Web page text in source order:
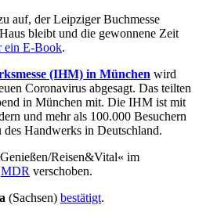
auf, der Leipziger Buchmesse
bleibt und die gewonnene Zeit
ein E-Book.
(IHM) in München wird
Coronavirus abgesagt. Das teilten
in München mit. Die IHM ist mit
und mehr als 100.000 Besuchern
Handwerks in Deutschland.
Reisen&Vital« im
MDR verschoben.
(Sachsen) bestätigt.